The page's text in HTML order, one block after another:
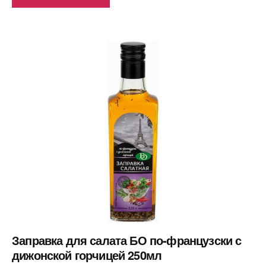
Заправка для салата БО по-французски с
дижонской горчицей 250мл